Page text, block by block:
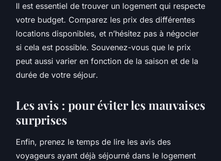
Il est essentiel de trouver un logement qui respecte
votre budget. Comparez les prix des différentes
locations disponibles, et n’hésitez pas à négocier
si cela est possible. Souvenez-vous que le prix
peut aussi varier en fonction de la saison et de la
durée de votre séjour.
Les avis : pour éviter les mauvaises
surprises
Enfin, prenez le temps de lire les avis des
voyageurs ayant déjà séjourné dans le logement